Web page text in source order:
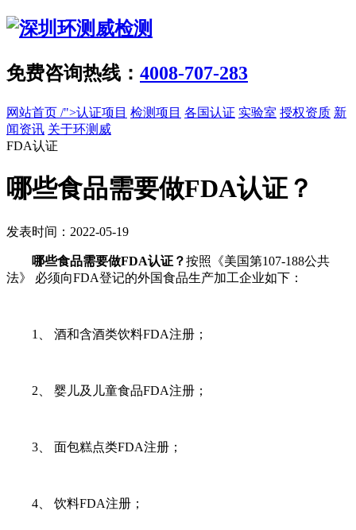
免费咨询热线： 4008-707-283
网站首页 /">认证项目 检测项目 各国认证 实验室 授权资质 新
闻资讯 关于环测威
FDA认证
哪些食品需要做FDA认证？
发表时间：2022-05-19
哪些食品需要做FDA认证？按照《美国第107-188公共
法》 必须向FDA登记的外国食品生产加工企业如下：
1、 酒和含酒类饮料FDA注册；
2、 婴儿及儿童食品FDA注册；
3、 面包糕点类FDA注册；
4、 饮料FDA注册；